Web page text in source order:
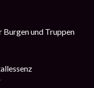
Burgen und Truppen